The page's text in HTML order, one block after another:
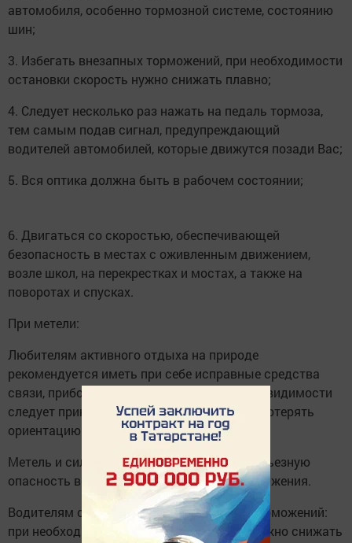
автомобиля, особенно тормозной системе, состоянию
шин;
3. Избегать внезапных торможений, при необходимости
остановки скорость нужно снижать плавно;
4. Следует несколько раз нажать на педаль тормоза,
тем самым подав сигнал, предупреждающий
водителей автомобилей, которые движутся позади Вас;
5. Вся оптика должна быть в рабочем состоянии;
6. Двигаться со скоростью, обеспечивающей
безопасность в местах с оживленным движением,
возле школ, на перекрестках и мостах, а также на
поворотах и спусках.
При метели:
Любителям активного отдыха на природе
рекомендуется иметь при себе исправные средства
связи, приборы навигации. При ухудшении видимости
следует принять меры для того, чтобы не потерять
ориентацию на местности.
Метель и сильный ветер представляют серьезную
опасность всем участникам дорожного движения.
Водителям следует избегать внезапных торможений:
при необходимости остановки скорость нужно снижать